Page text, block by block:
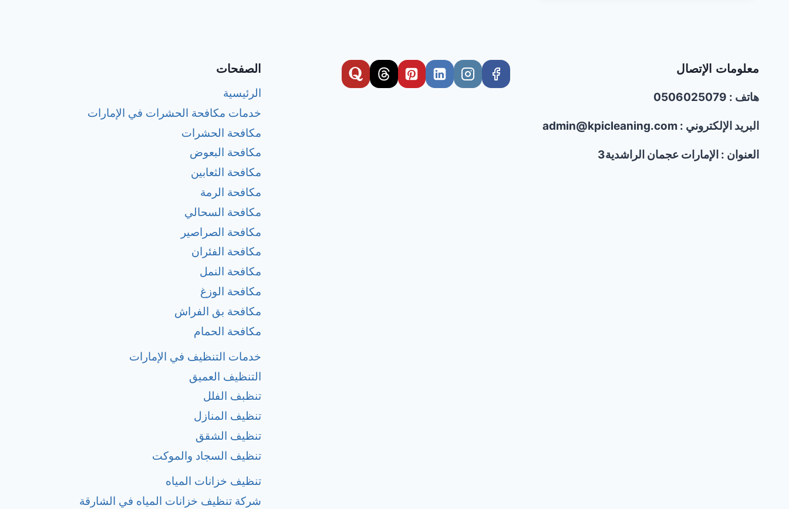
معلومات الإتصال
هاتف : 0506025079
البريد الإلكتروني : admin@kpicleaning.com
العنوان : الإمارات عجمان الراشدية3
الصفحات
الرئيسية
خدمات مكافحة الحشرات في الإمارات
مكافحة الحشرات
مكافحة البعوض
مكافحة الثعابين
مكافحة الرمة
مكافحة السحالي
مكافحة الصراصير
مكافحة الفئران
مكافحة النمل
مكافحة الوزغ
مكافحة بق الفراش
مكافحة الحمام
خدمات التنظيف في الإمارات
التنظيف العميق
تنظبف الفلل
تنظيف المنازل
تنظيف الشقق
تنظيف السجاد والموكت
تنظيف خزانات المياه
شركة تنظيف خزانات المياه في الشارقة